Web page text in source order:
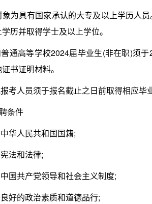
具有国家承认的大专及以上学历人员
历并取得学士及以上学位。
高等学校2024届毕业生(非在职)须于
书证明材料。
人员须于报名截止之日前取得相应毕
条件
人民共和国国籍;
法和法律;
共产党领导和社会主义制度;
的政治素质和道德品行;